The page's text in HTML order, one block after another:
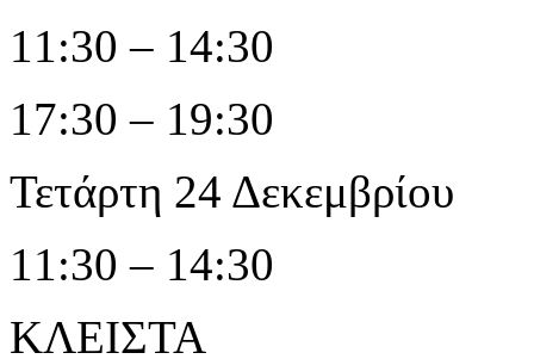
11:30 – 14:30
17:30 – 19:30
Τετάρτη 24 Δεκεμβρίου
11:30 – 14:30
ΚΛΕΙΣΤΑ